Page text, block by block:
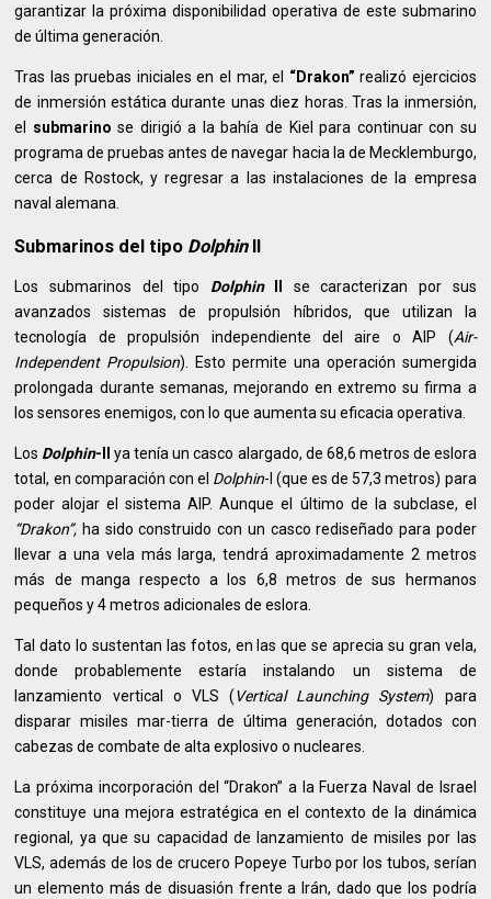
garantizar la próxima disponibilidad operativa de este submarino
de última generación.
Tras las pruebas iniciales en el mar, el “Drakon” realizó ejercicios
de inmersión estática durante unas diez horas. Tras la inmersión,
el submarino se dirigió a la bahía de Kiel para continuar con su
programa de pruebas antes de navegar hacia la de Mecklemburgo,
cerca de Rostock, y regresar a las instalaciones de la empresa
naval alemana.
Submarinos del tipo DolphinII
Los submarinos del tipo DolphinII
se caracterizan por sus
avanzados sistemas de propulsión híbridos, que utilizan la
tecnología de propulsión independiente del aire o AIP (Air-
Independent Propulsion). Esto permite una operación sumergida
prolongada durante semanas, mejorando en extremo su firma a
los sensores enemigos, con lo que aumenta su eficacia operativa.
Los Dolphin-II
ya tenía un casco alargado, de 68,6 metros de eslora
total, en comparación con el Dolphin-I (que es de 57,3 metros) para
poder alojar el sistema AIP. Aunque el último de la subclase, el
“Drakon”, ha sido construido con un casco rediseñado para poder
llevar a una vela más larga, tendrá aproximadamente 2 metros
más de manga respecto a los 6,8 metros de sus hermanos
pequeños y 4 metros adicionales de eslora.
Tal dato lo sustentan las fotos, en las que se aprecia su gran vela,
donde probablemente estaría instalando un sistema de
lanzamiento vertical o VLS (Vertical Launching System) para
disparar misiles mar-tierra de última generación, dotados con
cabezas de combate de alta explosivo o nucleares.
La próxima incorporación del “Drakon” a la Fuerza Naval de Israel
constituye una mejora estratégica en el contexto de la dinámica
regional, ya que su capacidad de lanzamiento de misiles por las
VLS, además de los de crucero Popeye Turbo por los tubos, serían
un elemento más de disuasión frente a Irán, dado que los podría